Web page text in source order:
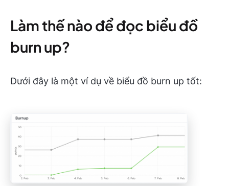
Làm thế nào để đọc biểu đồ
burn up?
Dưới đây là một ví dụ về biểu đồ burn up tốt: